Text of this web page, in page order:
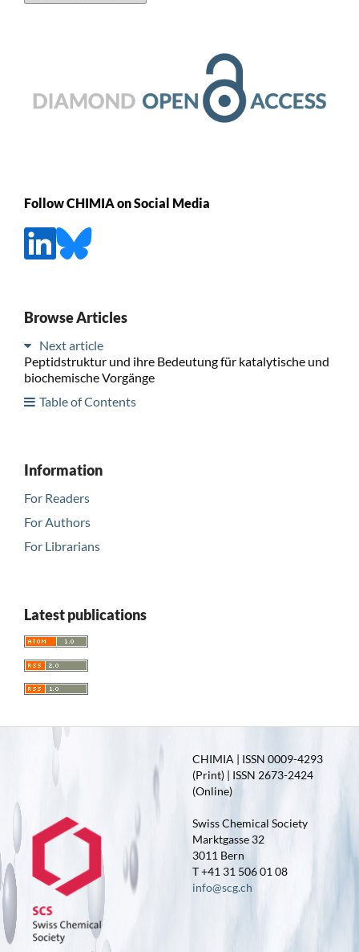
Follow CHIMIA on Social Media
Browse Articles
Next article
Peptidstruktur und ihre Bedeutung für katalytische und
biochemische Vorgänge
Table of Contents
Information
For Readers
For Authors
For Librarians
Latest publications
CHIMIA | ISSN 0009-4293
(Print) | ISSN 2673-2424
(Online)
Swiss Chemical Society
Marktgasse 32
3011 Bern
T +41 31 506 01 08
info@scg.ch